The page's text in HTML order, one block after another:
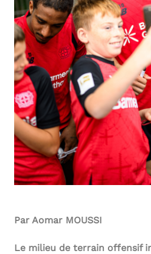
Par Aomar MOUSSI
Le milieu de terrain offensif